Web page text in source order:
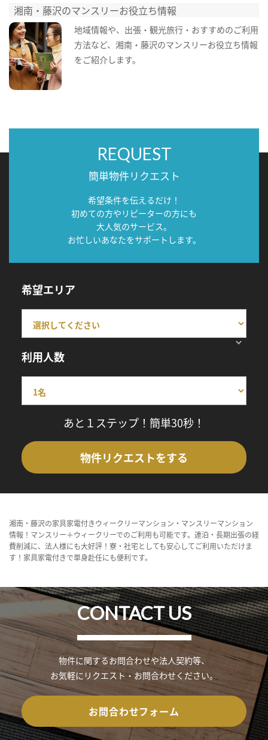
湘南・藤沢のマンスリーお役立ち情報
地域情報や、出張・観光旅行・おすすめのご利用
方法など、湘南・藤沢のマンスリーお役立ち情報
をご紹介します。
REQUEST
簡単物件リクエスト
希望条件を伝えるだけ！
初めての方やリピーターの方にも
大人気のサービス。
お忙しいあなたをサポートします。
希望エリア
利用人数
あと１ステップ！簡単30秒！
物件リクエストをする
湘南・藤沢の家具家電付きウィークリーマンション・マンスリーマンション
情報！マンスリー＋ウィークリーでのご利用も可能です。連泊・長期出張の経
費削減に、法人様にも大好評！寮・社宅としても安心してご利用いただけま
す！家具家電付きで単身赴任にも便利です。
CONTACT US
物件に関するお問合わせや法人契約等、
お気軽にリクエスト・お問合わせください。
お問合わせフォーム